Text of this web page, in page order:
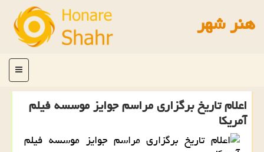
هنر شهر
منو
اعلام تاریخ برگزاری مراسم جوایز موسسه فیلم
آمریكا